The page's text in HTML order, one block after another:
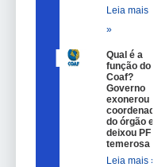
Leia mais
»
Qual é a
função do
Coaf?
Governo
exonerou
do órgão e
deixou PF
temerosa
Leia mais »